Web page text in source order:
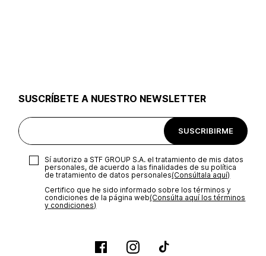
SUSCRÍBETE A NUESTRO NEWSLETTER
SUSCRIBIRME
Sí autorizo a STF GROUP S.A. el tratamiento de mis datos
personales, de acuerdo a las finalidades de su política
de tratamiento de datos personales‎(Consúltala aquí)
Certifico que he sido informado sobre los términos y
condiciones de la página web‎(Consúlta aquí los términos
y condiciones)